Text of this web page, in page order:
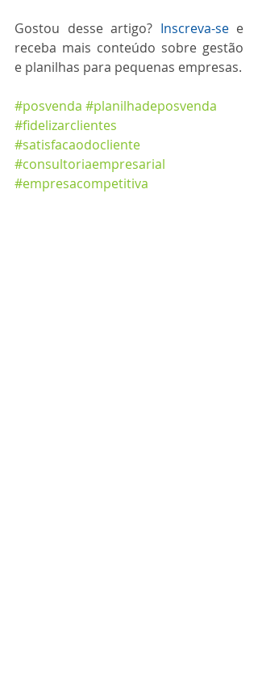
Gostou desse artigo? Inscreva-se e
receba mais conteúdo sobre gestão
e planilhas para pequenas empresas.
#posvenda #planilhadeposvenda
#fidelizarclientes
#satisfacaodocliente
#consultoriaempresarial
#empresacompetitiva